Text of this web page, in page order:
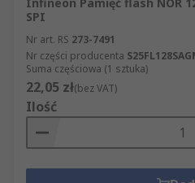
SPI
Nr art. RS 273-7491
Nr części producenta
Suma częściowa (1 sztuka)
22,05 zł(bez VAT)
Ilość